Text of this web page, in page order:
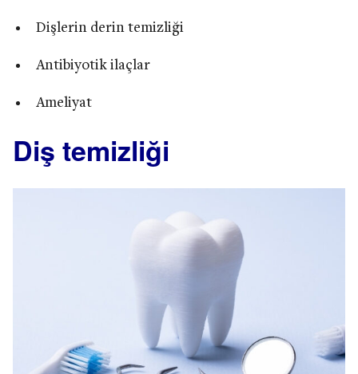
Dişlerin derin temizliği
Antibiyotik ilaçlar
Ameliyat
Diş temizliği